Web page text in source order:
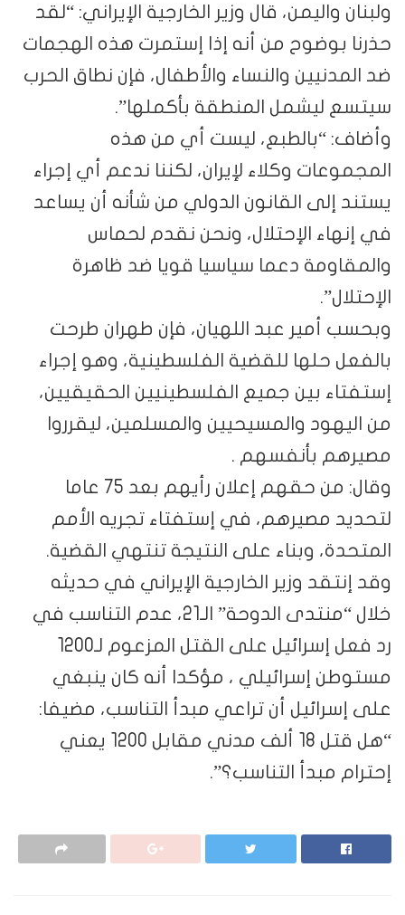
ولبنان واليمن، قال وزير الخارجية الإيراني: “لقد
حذرنا بوضوح من أنه إذا إستمرت هذه الهجمات
ضد المدنيين والنساء والأطفال، فإن نطاق الحرب
سيتسع ليشمل المنطقة بأكملها”.
وأضاف: “بالطبع، ليست أي من هذه
المجموعات وكلاء لإيران، لكننا ندعم أي إجراء
يستند إلى القانون الدولي من شأنه أن يساعد
في إنهاء الإحتلال، ونحن نقدم لحماس
والمقاومة دعما سياسيا قويا ضد ظاهرة
الإحتلال”.
وبحسب أمير عبد اللهيان، فإن طهران طرحت
بالفعل حلها للقضية الفلسطينية، وهو إجراء
إستفتاء بين جميع الفلسطينيين الحقيقيين،
من اليهود والمسيحيين والمسلمين، ليقرروا
مصيرهم بأنفسهم .
وقال: من حقهم إعلان رأيهم بعد 75 عاما
لتحديد مصيرهم، في إستفتاء تجريه الأمم
المتحدة، وبناء على النتيجة تنتهي القضية.
وقد إنتقد وزير الخارجية الإيراني في حديثه
خلال “منتدى الدوحة” الـ21، عدم التناسب في
رد فعل إسرائيل على القتل المزعوم لـ1200
مستوطن إسرائيلي ، مؤكدا أنه كان ينبغي
على إسرائيل أن تراعي مبدأ التناسب، مضيفا:
“هل قتل 18 ألف مدني مقابل 1200 يعني
إحترام مبدأ التناسب؟”.